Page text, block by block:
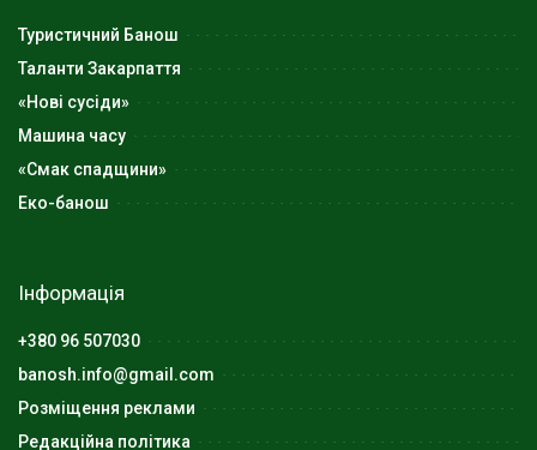
Туристичний Банош
Таланти Закарпаття
«Нові сусіди»
Машина часу
«Смак спадщини»
Еко-банош
Інформація
+380 96 507030
banosh.info@gmail.com
Розміщення реклами
Редакційна політика